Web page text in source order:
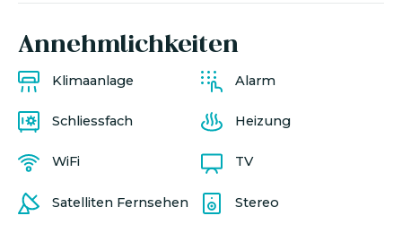
Annehmlichkeiten
Klimaanlage Alarm
Schliessfach Heizung
WiFi TV
Satelliten Fernsehen Stereo